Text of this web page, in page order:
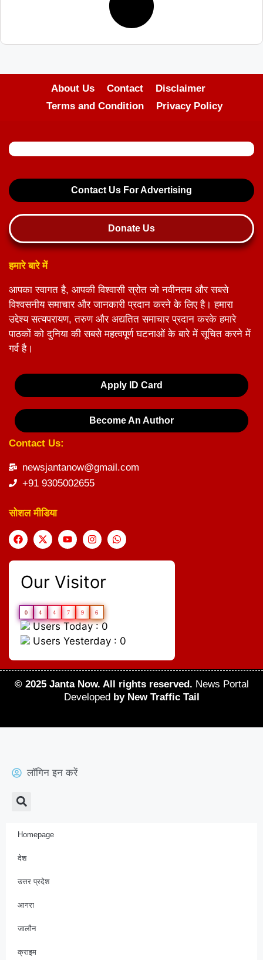
About Us Contact
Disclaimer
Terms and Condition
Privacy Policy
Contact Us For Advertising
Donate Us
हमारे बारे में
आपका स्वागत है, आपकी विश्वासी स्रोत जो नवीनतम और सबसे
विश्वसनीय समाचार और जानकारी प्रदान करने के लिए है। हमारा
उद्देश्य सत्यपरायण, तरुण और अद्यतित समाचार प्रदान करके हमारे
पाठकों को दुनिया की सबसे महत्वपूर्ण घटनाओं के बारे में सूचित करने में
गर्व है।
Apply ID Card
Become An Author
Contact Us:
newsjantanow@gmail.com
+91 9305002655
सोशल मीडिया
Our Visitor
0 4 4 7 9 6
Users Today : 0
Users Yesterday : 0
© 2025 Janta Now. All rights reserved. News Portal
Developed by New Traffic Tail
लॉगिन इन करें
Homepage
देश
उत्तर प्रदेश
आगरा
जालौन
क्राइम